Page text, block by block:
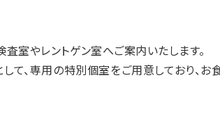
室やレントゲン室へご案内いたします。
て、専用の特別個室をご用意しており、